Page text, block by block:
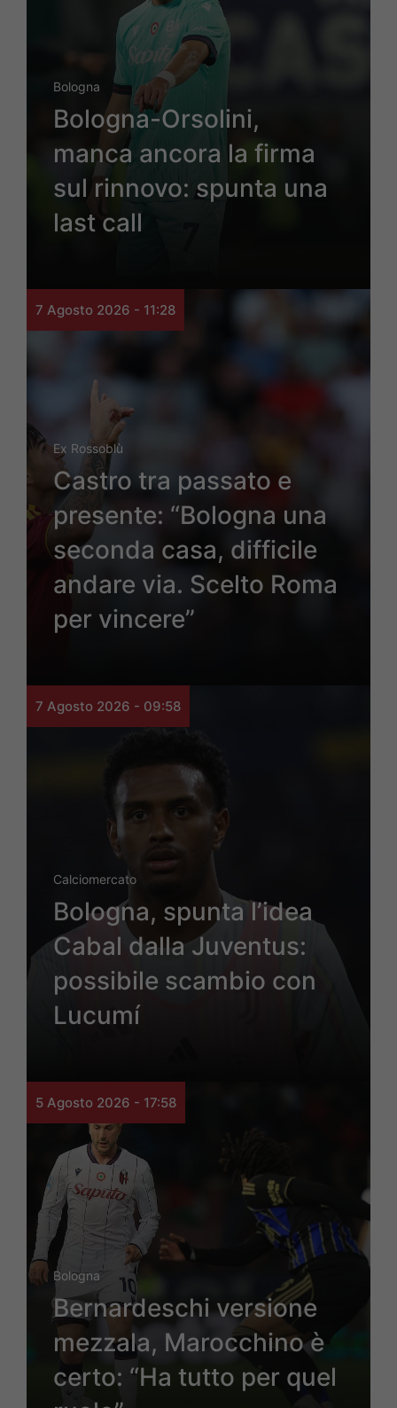
Bologna
Bologna-Orsolini,
manca ancora la firma
sul rinnovo: spunta una
last call
7 Agosto 2026 - 11:28
Ex Rossoblù
Castro tra passato e
presente: “Bologna una
seconda casa, difficile
andare via. Scelto Roma
per vincere”
7 Agosto 2026 - 09:58
Calciomercato
Bologna, spunta l’idea
Cabal dalla Juventus:
possibile scambio con
Lucumí
5 Agosto 2026 - 17:58
Bologna
Bernardeschi versione
mezzala, Marocchino è
certo: “Ha tutto per quel